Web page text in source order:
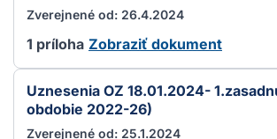
Zverejnené od: 26.4.2024
1 príloha Zobraziť dokument
Uznesenia OZ 18.01.2024-
obdobie 2022-26)
Zverejnené od: 25.1.2024